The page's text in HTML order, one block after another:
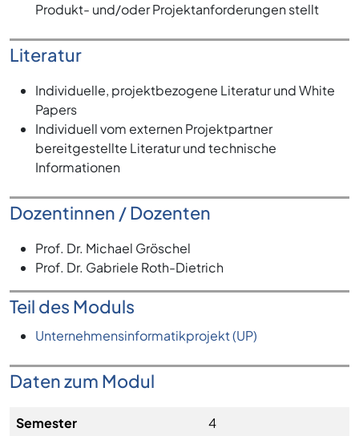
Produkt- und/oder Projektanforderungen stellt
Literatur
Individuelle, projektbezogene Literatur und White
Papers
Individuell vom externen Projektpartner
bereitgestellte Literatur und technische
Informationen
Dozentinnen / Dozenten
Prof. Dr. Michael Gröschel
Prof. Dr. Gabriele Roth-Dietrich
Teil des Moduls
Unternehmensinformatikprojekt (UP)
Daten zum Modul
Semester
4